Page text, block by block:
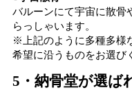
バルーンにて宇宙に散骨
らっしゃいます。
※上記のように多種多様
希望に沿うものをお選び
5・納骨堂が選ば